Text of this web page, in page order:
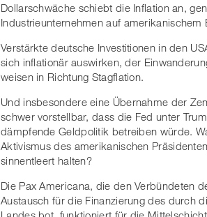
Dollarschwäche schiebt die Inflation an,
Industrieunternehmen auf
Verstärkte deutsche Investitionen in den
sich inflationär auswirken, der
weisen in Richtung Stagflation.
Und insbesondere eine Übernahme der
schwer vorstellbar, dass die Fed unter
dämpfende Geldpolitik betreiben würde.
Aktivismus des amerikanischen
sinnentleert halten?
Die Pax Americana, die den Verbündeten
Austausch für die Finanzierung des durch